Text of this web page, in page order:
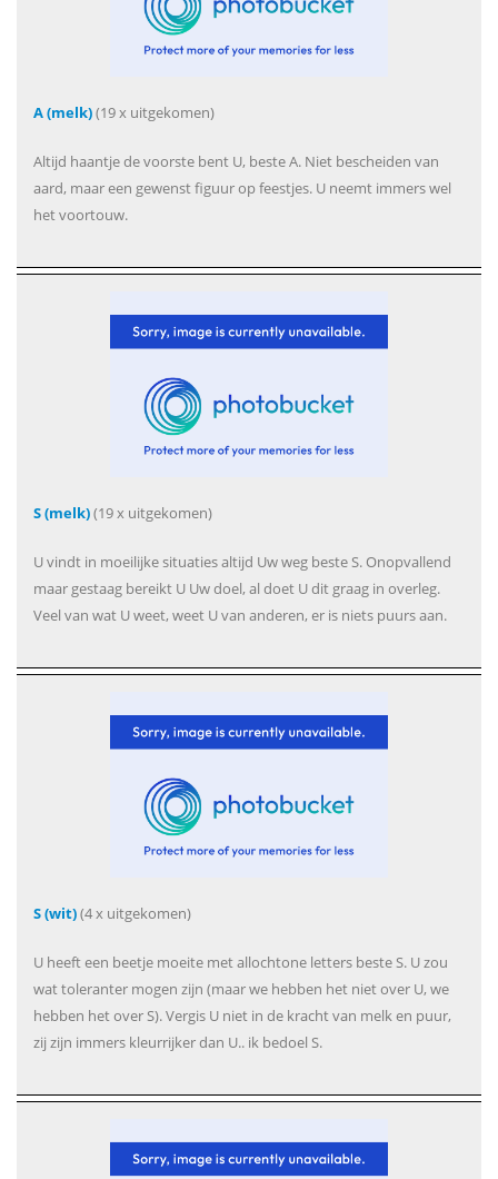
A (melk)(19 x uitgekomen)
Altijd haantje de voorste bent U, beste A. Niet bescheiden van
aard, maar een gewenst figuur op feestjes. U neemt immers wel
het voortouw.
S (melk)(19 x uitgekomen)
U vindt in moeilijke situaties altijd Uw weg beste S. Onopvallend
maar gestaag bereikt U Uw doel, al doet U dit graag in overleg.
Veel van wat U weet, weet U van anderen, er is niets puurs aan.
S (wit)(4 x uitgekomen)
U heeft een beetje moeite met allochtone letters beste S. U zou
wat toleranter mogen zijn (maar we hebben het niet over U, we
hebben het over S). Vergis U niet in de kracht van melk en puur,
zij zijn immers kleurrijker dan U.. ik bedoel S.